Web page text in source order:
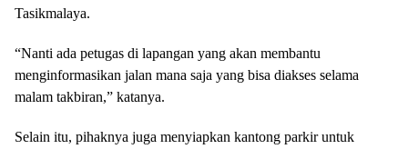
Tasikmalaya.
“Nanti ada petugas di lapangan yang akan membantu
menginformasikan jalan mana saja yang bisa diakses selama
malam takbiran,” katanya.
Selain itu, pihaknya juga menyiapkan kantong parkir untuk